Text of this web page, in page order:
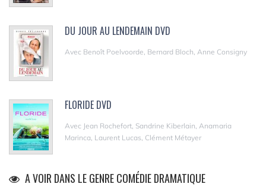
DU JOUR AU LENDEMAIN DVD
Avec Benoît Poelvoorde, Bernard Bloch, Anne Consigny
FLORIDE DVD
Avec Jean Rochefort, Sandrine Kiberlain, Anamaria
Marinca, Laurent Lucas, Clément Métayer
A VOIR DANS LE GENRE COMÉDIE DRAMATIQUE